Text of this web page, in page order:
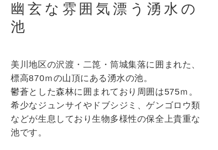
幽玄な雰囲気漂う湧水の
池
美川地区の沢渡・二箆・筒城集落に囲まれた、
標高870ｍの山頂にある湧水の池。
鬱蒼とした森林に囲まれており周囲は575ｍ。
希少なジュンサイやドブシジミ、ゲンゴロウ類
などが生息しており生物多様性の保全上貴重な
池です。